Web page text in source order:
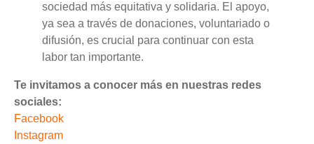
sociedad más equitativa y solidaria. El apoyo,
ya sea a través de donaciones, voluntariado o
difusión, es crucial para continuar con esta
labor tan importante.
Te invitamos a conocer más en nuestras redes
sociales:
Facebook
Instagram